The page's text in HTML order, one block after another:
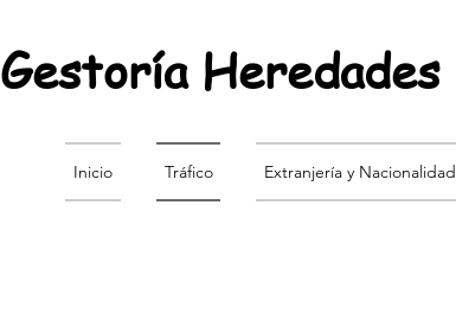
Gestoría Heredades
Inicio Tráfico Extranjería y Nacionalidad